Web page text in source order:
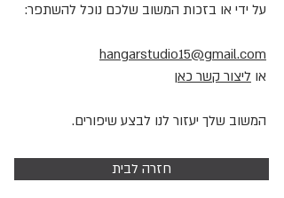
על ידי או בזכות המשוב שלכם נוכל להשתפר:
hangarstudio15@gmail.com
או ליצור קשר כאן
המשוב שלך יעזור לנו לבצע שיפורים.
חזרה לבית